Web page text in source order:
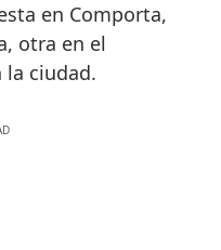
en Comporta,
otra en el
la ciudad.